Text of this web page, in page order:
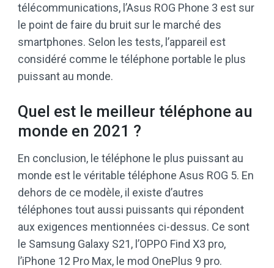
télécommunications, l’Asus ROG Phone 3 est sur
le point de faire du bruit sur le marché des
smartphones. Selon les tests, l’appareil est
considéré comme le téléphone portable le plus
puissant au monde.
Quel est le meilleur téléphone au
monde en 2021 ?
En conclusion, le téléphone le plus puissant au
monde est le véritable téléphone Asus ROG 5. En
dehors de ce modèle, il existe d’autres
téléphones tout aussi puissants qui répondent
aux exigences mentionnées ci-dessus. Ce sont
le Samsung Galaxy S21, l’OPPO Find X3 pro,
l’iPhone 12 Pro Max, le mod OnePlus 9 pro.